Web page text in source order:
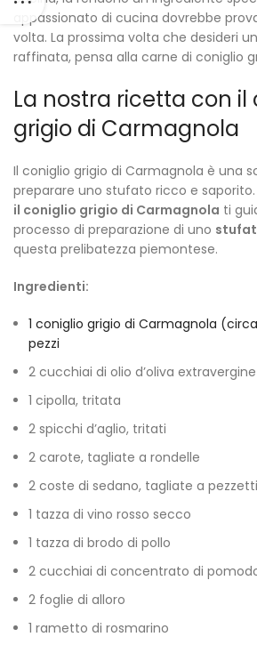
appassionato di cucina dovrebbe
volta. La prossima volta che desideri
raffinata, pensa alla carne di coniglio
La nostra ricetta con il
grigio di Carmagnola
Il coniglio grigio di Carmagnola è una
preparare uno stufato ricco e
il coniglio grigio di Carmagnola ti
processo di preparazione di uno
questa prelibatezza piemontese.
Ingredienti:
1 coniglio grigio di Carmagnola
pezzi
2 cucchiai di olio d’oliva
1 cipolla, tritata
2 spicchi d’aglio, tritati
2 carote, tagliate a rondelle
2 coste di sedano, tagliate a pezzetti
1 tazza di vino rosso secco
1 tazza di brodo di pollo
2 cucchiai di concentrato di
2 foglie di alloro
1 rametto di rosmarino